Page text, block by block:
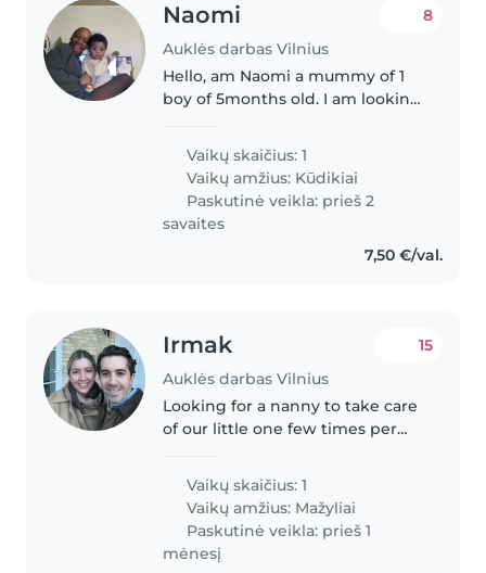
Naomi
Auklės darbas Vilnius
8
Hello, am Naomi a mummy of 1
boy of 5months old. I am looking
English, French or English and
Lithuanian. I will like to have the
service at least..
Vaikų skaičius: 1
Vaikų amžius: Kūdikiai
Paskutinė veikla: prieš 2
savaites
7,50 €/val.
Irmak
Auklės darbas Vilnius
15
Looking for a nanny to take care
of our little one few times per
Vaikų skaičius: 1
Vaikų amžius: Mažyliai
Paskutinė veikla: prieš 1
mėnesį